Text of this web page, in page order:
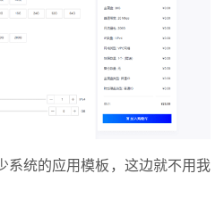
系统的应用模板，这边就不用我